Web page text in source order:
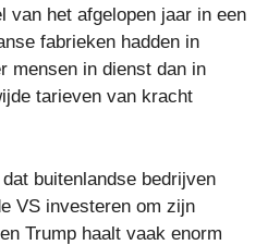
van het afgelopen jaar in een
fabrieken hadden in
mensen in dienst dan in
tarieven van kracht
buitenlandse bedrijven
VS investeren om zijn
Trump haalt vaak enorm